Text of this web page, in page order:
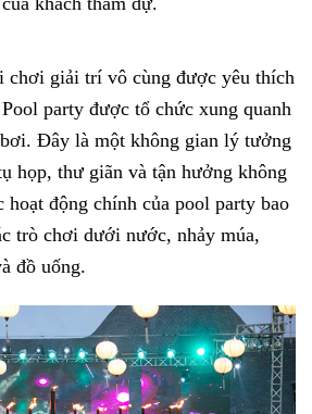
giải trí vô cùng được yêu thích
party được tổ chức xung quanh
Đây là một không gian lý tưởng
họp, thư giãn và tận hưởng không
hoạt động chính của pool party bao
trò chơi dưới nước, nhảy múa,
đồ uống.